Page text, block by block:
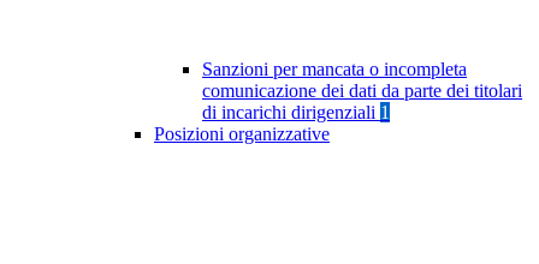
Sanzioni per mancata o incompleta
comunicazione dei dati da parte dei titolari
di incarichi dirigenziali 1
Posizioni organizzative